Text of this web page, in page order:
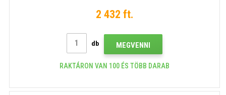
2 432 ft.
db MEGVENNI
RAKTÁRON VAN 100 ÉS TÖBB DARAB